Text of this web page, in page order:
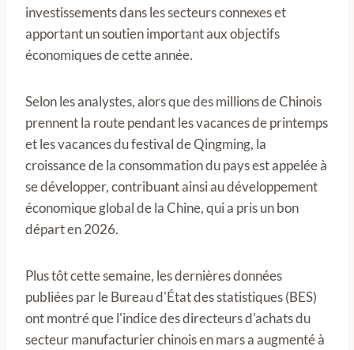
investissements dans les secteurs connexes et
apportant un soutien important aux objectifs
économiques de cette année.
Selon les analystes, alors que des millions de Chinois
prennent la route pendant les vacances de printemps
et les vacances du festival de Qingming, la
croissance de la consommation du pays est appelée à
se développer, contribuant ainsi au développement
économique global de la Chine, qui a pris un bon
départ en 2026.
Plus tôt cette semaine, les dernières données
publiées par le Bureau d'État des statistiques (BES)
ont montré que l'indice des directeurs d'achats du
secteur manufacturier chinois en mars a augmenté à